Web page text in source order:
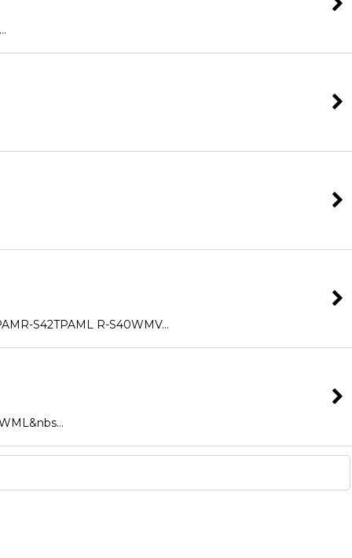
S42TPAML R-S40WMV…